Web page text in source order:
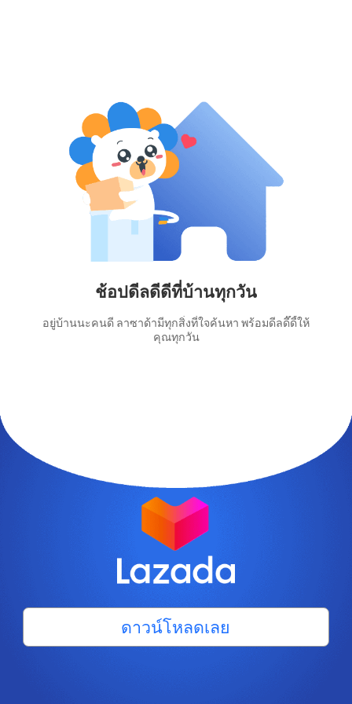
ช้อปดีลดีดีที่บ้านทุกวัน
อยู่บ้านนะคนดี ลาซาด้ามีทุกสิ่งที่ใจค้นหา พร้อมดีลดี๊ดี้ให้
คุณทุกวัน
ดาวน์โหลดเลย